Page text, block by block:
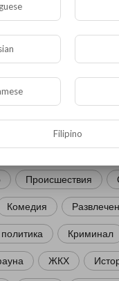
Комментариев нет
Политика В мире
Происшествия
Комедия
Криминал
ЖКХ
Filipino